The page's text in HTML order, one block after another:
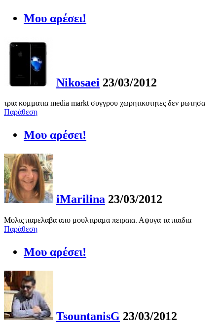
Μου αρέσει!
Nikosaei 23/03/2012
τρια κομματια media markt συγγρου χωρητικοτητες δεν ρωτησα
Παράθεση
Μου αρέσει!
iMarilina 23/03/2012
Μολις παρελαβα απο μουλτιραμα πειραια. Αψογα τα παιδια
Παράθεση
Μου αρέσει!
TsountanisG 23/03/2012